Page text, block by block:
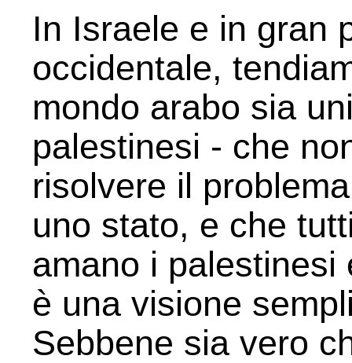
In Israele e in gran
occidentale,
mondo arabo sia
palestinesi - che
risolvere il
uno stato, e che
amano i
è una visione
Sebbene sia vero